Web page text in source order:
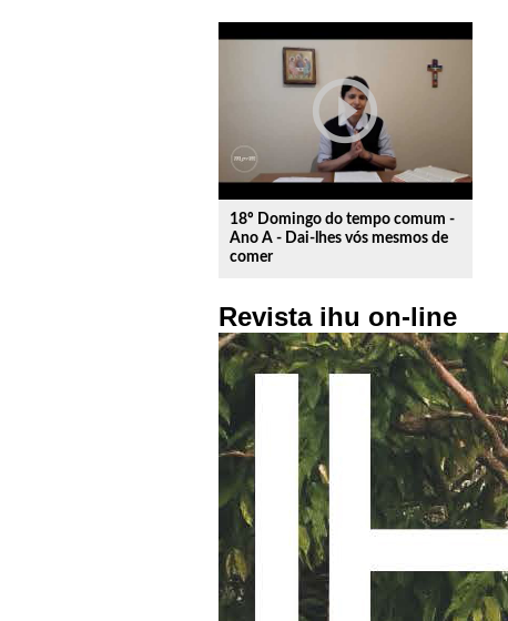
play_circle_outline
18º Domingo do tempo comum -
Ano A - Dai-lhes vós mesmos de
comer
Revista ihu on-line